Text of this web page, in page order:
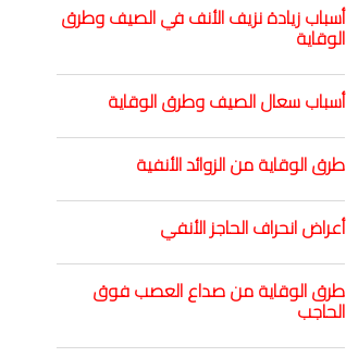
أسباب زيادة نزيف الأنف في الصيف وطرق
الوقاية
أسباب سعال الصيف وطرق الوقاية
طرق الوقاية من الزوائد الأنفية
أعراض انحراف الحاجز الأنفي
طرق الوقاية من صداع العصب فوق
الحاجب